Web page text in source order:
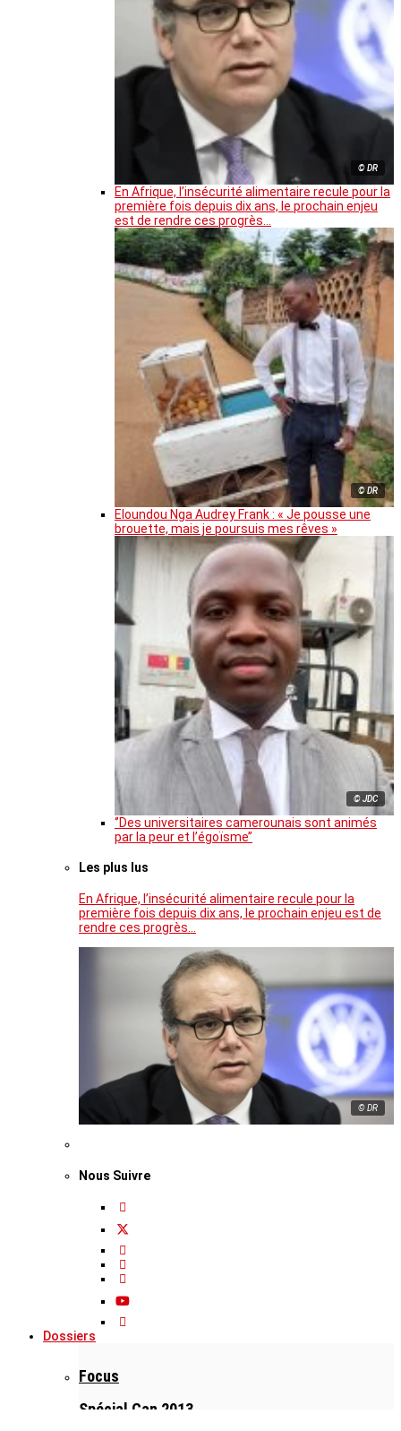
© DR
En Afrique, l’insécurité alimentaire recule pour la
première fois depuis dix ans, le prochain enjeu
est de rendre ces progrès…
© DR
Eloundou Nga Audrey Frank : « Je pousse une
brouette, mais je poursuis mes rêves »
© JDC
‘’Des universitaires camerounais sont animés
par la peur et l’égoïsme’’
Les plus lus
En Afrique, l’insécurité alimentaire recule pour la
première fois depuis dix ans, le prochain enjeu est de
rendre ces progrès…
© DR
Nous Suivre
Dossiers
Focus
Spécial Can 2013